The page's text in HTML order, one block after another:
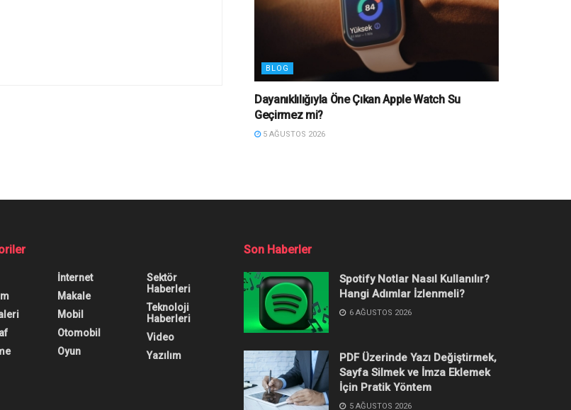
BLOG
Dayanıklılığıyla Öne Çıkan Apple Watch Su
Geçirmez mi?
5 AĞUSTOS 2026
Her An Her Şey